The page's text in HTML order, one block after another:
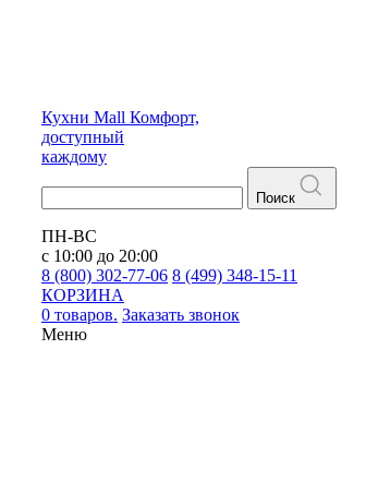
Кухни Mall Комфорт,
доступный
каждому
Поиск
ПН-ВС
с 10:00 до 20:00
8 (800) 302-77-06 8 (499) 348-15-11
КОРЗИНА
0 товаров. Заказать звонок
Меню